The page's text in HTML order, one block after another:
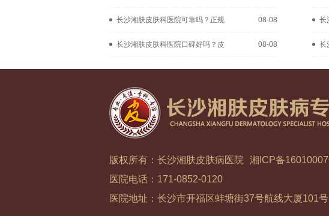
长沙湘肤皮肤科医院可靠吗？正规 08-08 长
长沙湘肤皮肤科医院口碑好吗？皮 08-08 长
版权所有：长沙湘肤皮肤病医院
湘ICP备
医院电话：171-0852-0120
医院地址：长沙市开福区蚌塘街37号航线大厦101号